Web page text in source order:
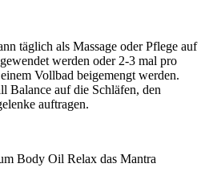
täglich als Massage oder Pflege auf
werden oder 2-3 mal pro
Vollbad beigemengt werden.
Balance auf die Schläfen, den
auftragen.
Body Oil Relax das Mantra